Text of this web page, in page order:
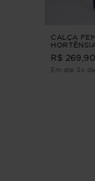
CALÇA
JEANS G2
R$ 269,90
Em até 3x